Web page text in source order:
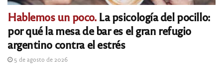
Hablemos un poco.La psicología del pocillo:
por qué la mesa de bar es el gran refugio
argentino contra el estrés
5 de agosto de 2026